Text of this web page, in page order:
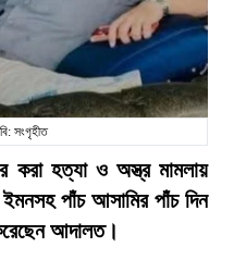
সংগৃহীত
করা হত্যা ও অস্ত্র মামলায়
ইমনসহ পাঁচ আসামির পাঁচ দিন
আদালত।